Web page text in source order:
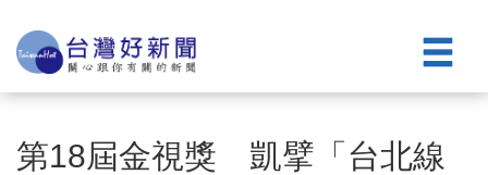
第18屆金視獎 凱擘「台北線